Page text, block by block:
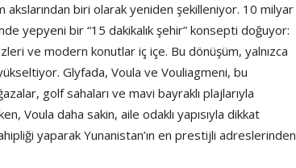
akslarından biri olarak yeniden şekilleniyor. 10 milyar
yepyeni bir “15 dakikalık şehir” konsepti doğuyor:
ve modern konutlar iç içe. Bu dönüşüm, yalnızca
Glyfada, Voula ve Vouliagmeni, bu
golf sahaları ve mavi bayraklı plajlarıyla
Voula daha sakin, aile odaklı yapısıyla dikkat
yaparak Yunanistan’ın en prestijli adreslerinden